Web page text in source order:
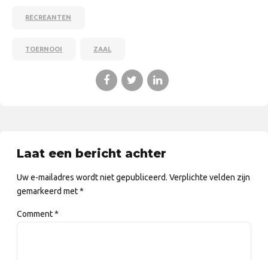
RECREANTEN
TOERNOOI ZAAL
Laat een bericht achter
Uw e-mailadres wordt niet gepubliceerd. Verplichte velden zijn
gemarkeerd met *
Comment*